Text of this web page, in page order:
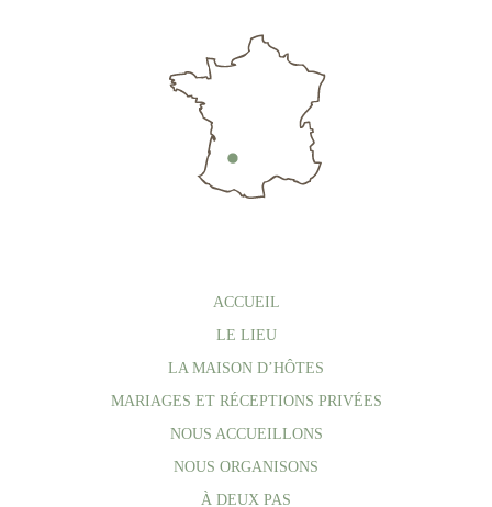
ACCUEIL
LE LIEU
LA MAISON D’HÔTES
MARIAGES ET RÉCEPTIONS PRIVÉES
NOUS ACCUEILLONS
NOUS ORGANISONS
À DEUX PAS